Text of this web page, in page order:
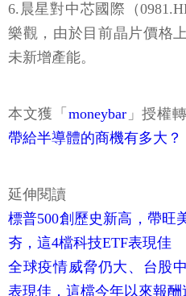
6.晨星對中芯國際（
樂觀，由於目前晶片價格
未新增產能。
本文獲「 moneybar」授權
帶給半導體的商機有多大？
延伸閱讀
標普500創歷史新高，帶旺
夯，這4檔科技ETF表現佳
全球疫情威脅仍大、台股
表現佳，這檔今年以來報酬